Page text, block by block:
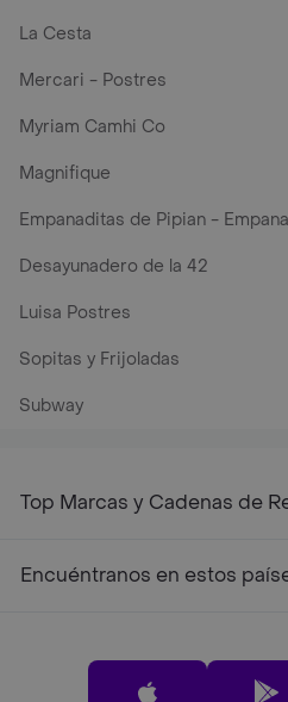
La Cesta
Mercari - Postres
Myriam Camhi Co
Magnifique
Empanaditas de Pipian -
Desayunadero de la 42
Luisa Postres
Sopitas y Frijoladas
Subway
Top Marcas y Cadenas de
Encuéntranos en estos